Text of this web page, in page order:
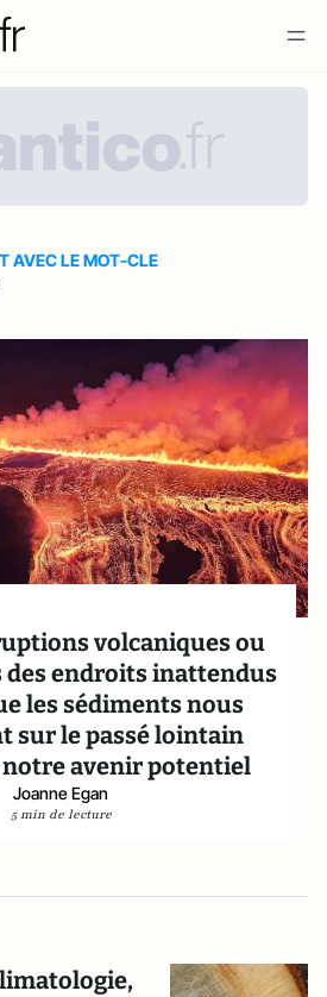
AVEC LE MOT-CLE
volcaniques ou
des endroits inattendus
les sédiments nous
sur le passé lointain
avenir potentiel
Joanne Egan
5 min de lecture